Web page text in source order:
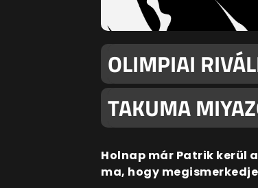
OLIMPIAI
TAKUMA
Holnap már Patrik kerül
ma, hogy